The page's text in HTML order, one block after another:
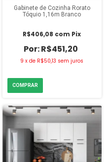
Gabinete de Cozinha Rorato
Tóquio 1,16m Branco
R$451,20
R$406,08 com Pix
9 xde R$50,13 sem juros